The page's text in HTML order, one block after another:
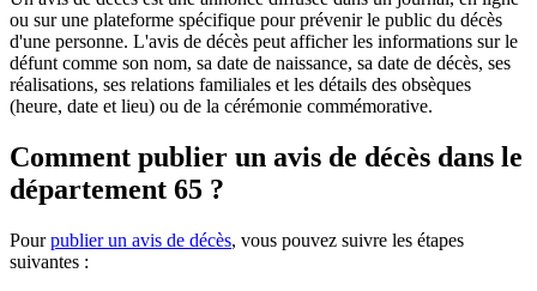
ou sur une plateforme spécifique pour prévenir le public du décès
d'une personne. L'avis de décès peut afficher les informations sur le
défunt comme son nom, sa date de naissance, sa date de décès, ses
réalisations, ses relations familiales et les détails des obsèques
(heure, date et lieu) ou de la cérémonie commémorative.
Comment publier un avis de décès dans le
département 65 ?
Pourpublier un avis de décès, vous pouvez suivre les étapes
suivantes :